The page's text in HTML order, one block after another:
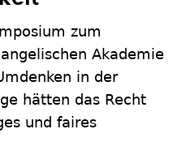
zum
Akademie
in der
hätten das Recht
und faires